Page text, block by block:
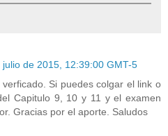
julio de 2015, 12:39:00 GMT-5
Si puedes colgar el link o
Capitulo 9, 10 y 11 y el examen
Gracias por el aporte. Saludos